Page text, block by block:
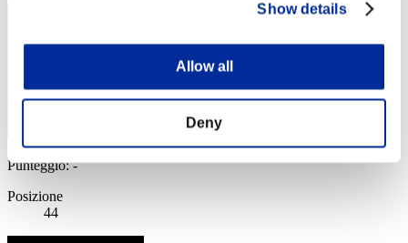
Show details
Allow all
Deny
Punteggio: -
Posizione
44